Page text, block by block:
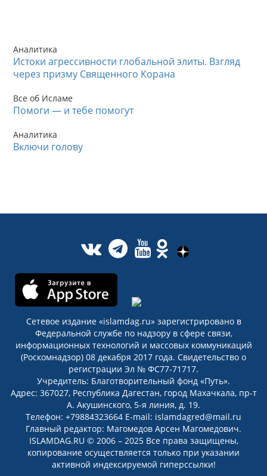
Аналитика
Истоки агрессивности глобальной элиты. Взгляд
через призму Священного Корана
Все об Исламе
Помоги — и тебе помогут
Аналитика
Включи голову
Сетевое издание «islamdag.ru» зарегистрировано в
Федеральной службе по надзору в сфере связи,
информационных технологий и массовых коммуникаций
(Роскомнадзор) 08 декабря 2017 года. Свидетельство о
регистрации Эл № ФС77-71717.
Учредитель: Благотворительный фонд «Путь».
Адрес: 367027, Республика Дагестан, город Махачкала, пр-т
А. Акушинского, 5-я линия, д. 19.
Телефон: +79884323664 E-mail: islamdagred@mail.ru
Главный редактор: Магомедов Арсен Магомедович.
ISLAMDAG.RU © 2006 – 2025 Все права защищены,
копирование осуществляется только при указании
активной индексируемой гиперссылки!